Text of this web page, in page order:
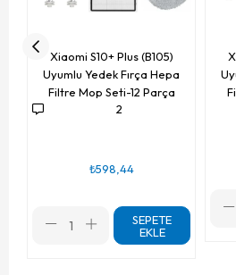
Xiaomi S10+ Plus (B105)
Uyumlu Yedek Fırça Hepa
Filtre Mop Seti-12 Parça
2
₺598,44
SEPETE
EKLE